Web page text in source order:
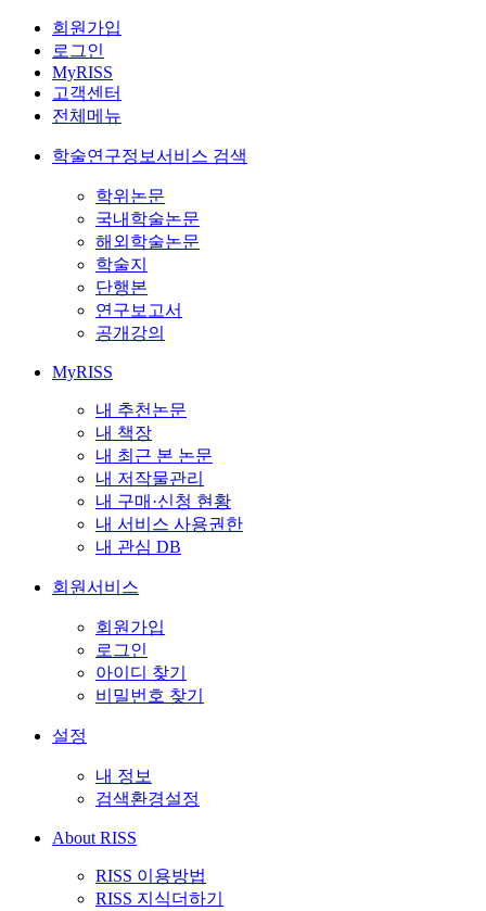
회원가입
로그인
MyRISS
고객센터
전체메뉴
학술연구정보서비스 검색
학위논문
국내학술논문
해외학술논문
학술지
단행본
연구보고서
공개강의
MyRISS
내 추천논문
내 책장
내 최근 본 논문
내 저작물관리
내 구매·신청 현황
내 서비스 사용권한
내 관심 DB
회원서비스
회원가입
로그인
아이디 찾기
비밀번호 찾기
설정
내 정보
검색환경설정
About RISS
RISS 이용방법
RISS 지식더하기